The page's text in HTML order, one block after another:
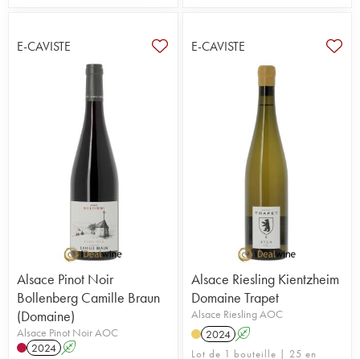
E-CAVISTE
Alsace Pinot Noir
Bollenberg Camille Braun
(Domaine)
Alsace Pinot Noir AOC
2024 A
E-CAVISTE
Alsace Riesling Kientzheim
Domaine Trapet
Alsace Riesling AOC
2024 A
Lot de 1 bouteille | 25 en